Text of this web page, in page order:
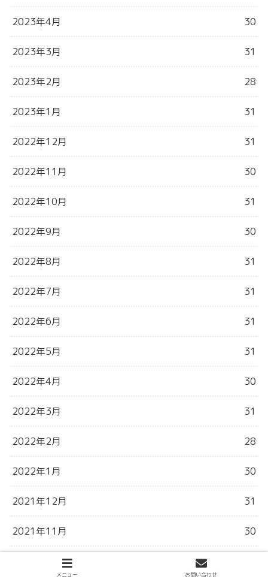
2023年4月 30
2023年3月 31
2023年2月 28
2023年1月 31
2022年12月 31
2022年11月 30
2022年10月 31
2022年9月 30
2022年8月 31
2022年7月 31
2022年6月 31
2022年5月 31
2022年4月 30
2022年3月 31
2022年2月 28
2022年1月 30
2021年12月 31
2021年11月 30
2021年10月
メニュー お問い合わせ